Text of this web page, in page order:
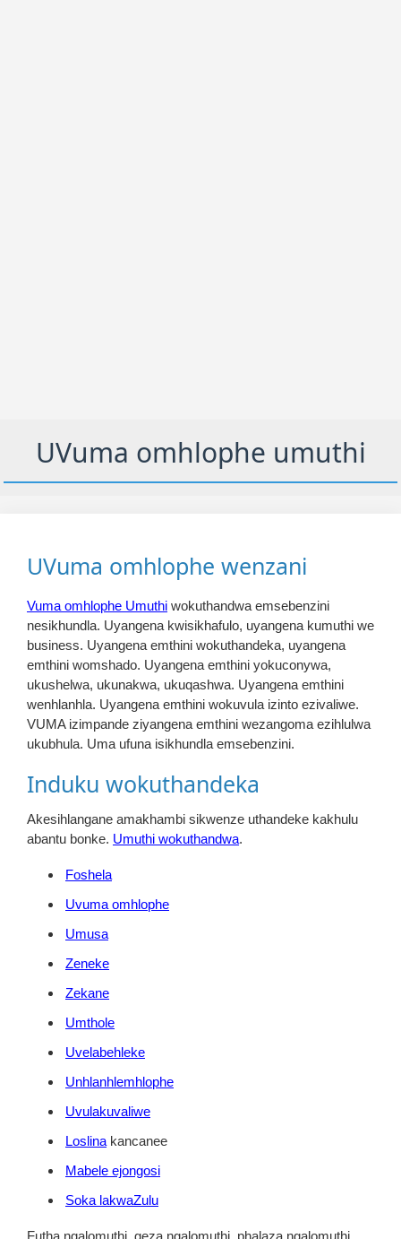
UVuma omhlophe umuthi
UVuma omhlophe wenzani
Vuma omhlophe Umuthi wokuthandwa emsebenzini
nesikhundla. Uyangena kwisikhafulo, uyangena kumuthi we
business. Uyangena emthini wokuthandeka, uyangena
emthini womshado. Uyangena emthini yokuconywa,
ukushelwa, ukunakwa, ukuqashwa. Uyangena emthini
wenhlanhla. Uyangena emthini wokuvula izinto ezivaliwe.
VUMA izimpande ziyangena emthini wezangoma ezihlulwa
ukubhula. Uma ufuna isikhundla emsebenzini.
Induku wokuthandeka
Akesihlangane amakhambi sikwenze uthandeke kakhulu
abantu bonke. Umuthi wokuthandwa.
Foshela
Uvuma omhlophe
Umusa
Zeneke
Zekane
Umthole
Uvelabehleke
Unhlanhlemhlophe
Uvulakuvaliwe
Loslina kancanee
Mabele ejongosi
Soka lakwaZulu
Futha ngalomuthi, geza ngalomuthi, phalaza ngalomuthi.